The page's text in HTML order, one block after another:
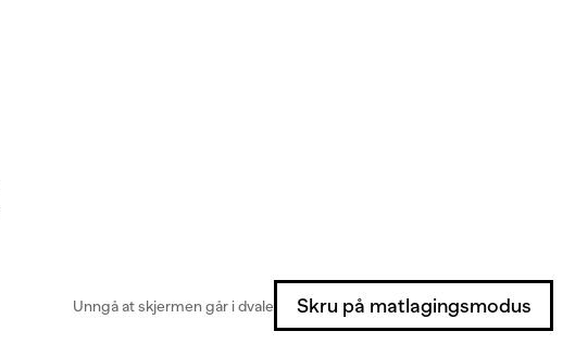
Unngå at skjermen går i dvale Skru på matlagingsmodus